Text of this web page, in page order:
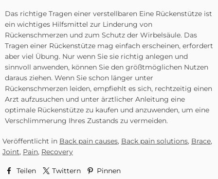
Das richtige Tragen einer verstellbaren Eine Rückenstütze ist
ein wichtiges Hilfsmittel zur Linderung von
Rückenschmerzen und zum Schutz der Wirbelsäule. Das
Tragen einer Rückenstütze mag einfach erscheinen, erfordert
aber viel Übung. Nur wenn Sie sie richtig anlegen und
sinnvoll anwenden, können Sie den größtmöglichen Nutzen
daraus ziehen. Wenn Sie schon länger unter
Rückenschmerzen leiden, empfiehlt es sich, rechtzeitig einen
Arzt aufzusuchen und unter ärztlicher Anleitung eine
optimale Rückenstütze zu kaufen und anzuwenden, um eine
Verschlimmerung Ihres Zustands zu vermeiden.
Veröffentlicht in Back pain causes, Back pain solutions, Brace,
Joint, Pain, Recovery
Teilen Twittern Pinnen